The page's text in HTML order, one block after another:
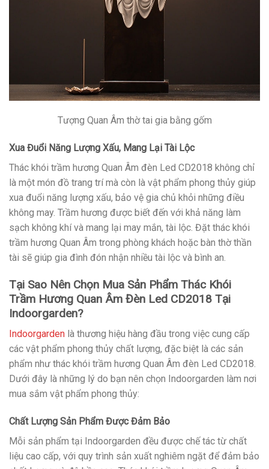
Tượng Quan Âm thờ tai gia bằng gốm
Xua Đuổi Năng Lượng Xấu, Mang Lại Tài Lộc
Thác khói trầm hương Quan Âm đèn Led CD2018 không chỉ
là một món đồ trang trí mà còn là vật phẩm phong thủy giúp
xua đuổi năng lượng xấu, bảo vệ gia chủ khỏi những điều
không may. Trầm hương được biết đến với khả năng làm
sạch không khí và mang lại may mắn, tài lộc. Đặt thác khói
trầm hương Quan Âm trong phòng khách hoặc bàn thờ thần
tài sẽ giúp gia đình đón nhận nhiều tài lộc và bình an.
Tại Sao Nên Chọn Mua Sản Phẩm Thác Khói
Trầm Hương Quan Âm Đèn Led CD2018 Tại
Indoorgarden?
Indoorgarden là thương hiệu hàng đầu trong việc cung cấp
các vật phẩm phong thủy chất lượng, đặc biệt là các sản
phẩm như thác khói trầm hương Quan Âm đèn Led CD2018.
Dưới đây là những lý do bạn nên chọn Indoorgarden làm nơi
mua sắm vật phẩm phong thủy:
Chất Lượng Sản Phẩm Được Đảm Bảo
Mỗi sản phẩm tại Indoorgarden đều được chế tác từ chất
liệu cao cấp, với quy trình sản xuất nghiêm ngặt để đảm bảo